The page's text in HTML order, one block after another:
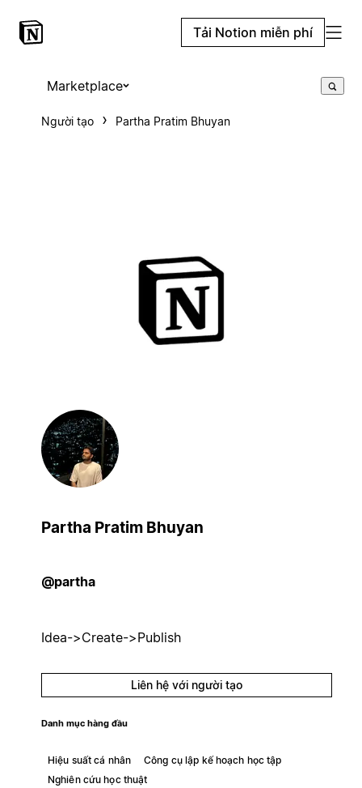
Tải Notion miễn phí
Marketplace
Người tạo Partha Pratim Bhuyan
Partha Pratim Bhuyan
@partha
Idea->Create->Publish
Liên hệ với người tạo
Danh mục hàng đầu
Hiệu suất cá nhân
Công cụ lập kế hoạch học tập
Nghiên cứu học thuật